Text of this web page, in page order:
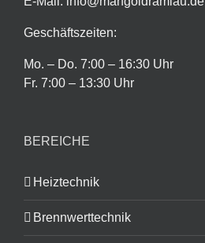
Geschäftszeiten:
Mo. – Do. 7:00 – 16:30 Uhr
Fr. 7:00 – 13:30 Uhr
BEREICHE
Heiztechnik
Brennwerttechnik